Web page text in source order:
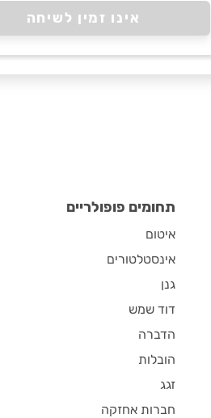
אינו זמין לשיחה
תחומים פופולריים
איטום
אינסטלטורים
גנן
דוד שמש
הדברה
הובלות
זגג
חברות אחזקה